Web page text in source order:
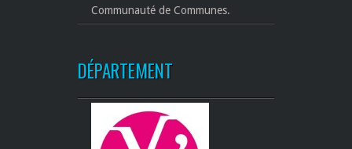
Communauté de Communes.
DÉPARTEMENT